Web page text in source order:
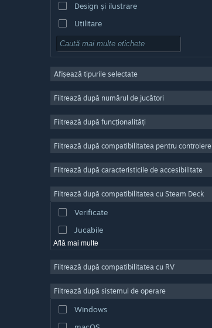
Design și ilustrare
Utilitare
Gratuit
Număr masiv de jucători
Indie
Casual
Simulare
Producție video
Editare de fotografii
Afișează tipurile selectate
Filtrează după numărul de jucători
Filtrează după funcționalități
Filtrează după compatibilitatea pentru controlere
Filtrează după caracteristicile de accesibilitate
Filtrează după compatibilitatea cu Steam Deck
Verificate
Jucabile
Află mai multe
Filtrează după compatibilitatea cu RV
Filtrează după sistemul de operare
Windows